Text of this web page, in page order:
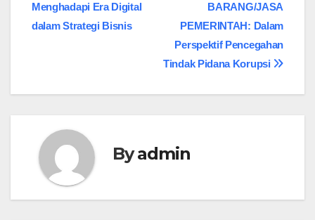
BARANG/JASA
PEMERINTAH: Dalam
Perspektif Pencegahan
Tindak Pidana Korupsi
Menghadapi Era Digital
dalam Strategi Bisnis
Byadmin